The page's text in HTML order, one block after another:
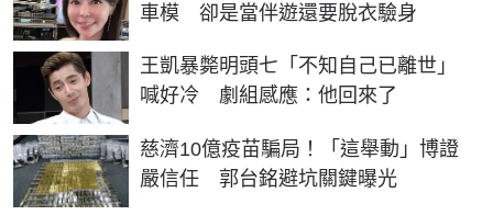
車模 卻是當伴遊還要脫衣驗身
王凱暴斃明頭七「不知自己已離世」
喊好冷 劇組感應：他回來了
慈濟10億疫苗騙局！「這舉動」博證
嚴信任 郭台銘避坑關鍵曝光